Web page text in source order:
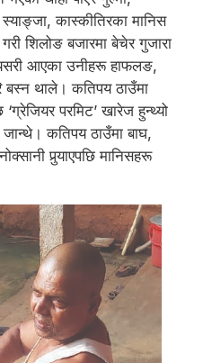
स्याङ्जा, कास्कीतिरका मानिस
शिलोङ बजारमा बेचेर गुजारा
आएका उनीहरू हाफलङ,
बस्न थाले। कतिपय ठाउँमा
परमिट’ खारेज हुन्थ्यो
कतिपय ठाउँमा बाघ,
पुर्‍याएपछि मानिसहरू